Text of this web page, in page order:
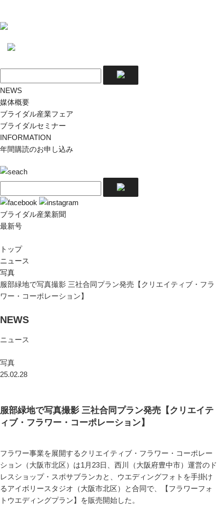
NEWS
媒体概要
ブライダル産業フェア
ブライダルセミナー
INFORMATION
年間購読のお申し込み
ブライダル産業新聞
最新号
トップ
ニュース
写真
服部緑地で写真撮影 三社合同プラン発売【クリエイティブ・フラ
ワー・コーポレーション】
NEWS
ニュース
写真
25.02.28
服部緑地で写真撮影 三社合同プラン発売【クリエイテ
ィブ・フラワー・コーポレーション】
フラワー事業を展開するクリエイティブ・フラワー・コーポレー
ション（大阪市北区）は1月23日、西川（大阪府豊中市）運営のド
レスショップ・スポサブランカと、ウエディングフォトを手掛け
るアイボリースタジオ（大阪市北区）と合同で、【フラワーフォ
トウエディングプラン】を販売開始した。